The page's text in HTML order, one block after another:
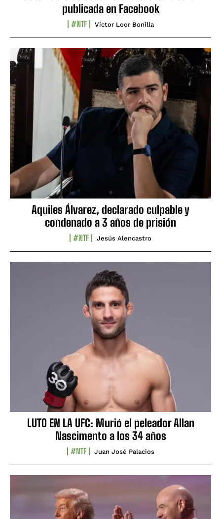
publicada en Facebook
#NTF Víctor Loor Bonilla
Aquiles Álvarez, declarado culpable y
condenado a 3 años de prisión
#NTF Jesús Alencastro
LUTO EN LA UFC: Murió el peleador Allan
Nascimento a los 34 años
#NTF Juan José Palacios